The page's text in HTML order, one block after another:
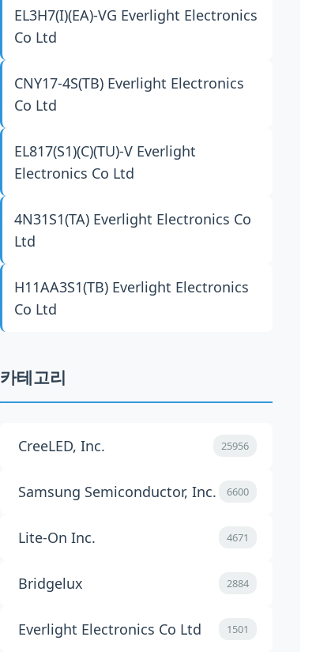
EL3H7(I)(EA)-VG Everlight Electronics
Co Ltd
CNY17-4S(TB) Everlight Electronics
Co Ltd
EL817(S1)(C)(TU)-V Everlight
Electronics Co Ltd
4N31S1(TA) Everlight Electronics Co
Ltd
H11AA3S1(TB) Everlight Electronics
Co Ltd
카테고리
CreeLED, Inc. 25956
Samsung Semiconductor, Inc. 6600
Lite-On Inc. 4671
Bridgelux 2884
Everlight Electronics Co Ltd 1501